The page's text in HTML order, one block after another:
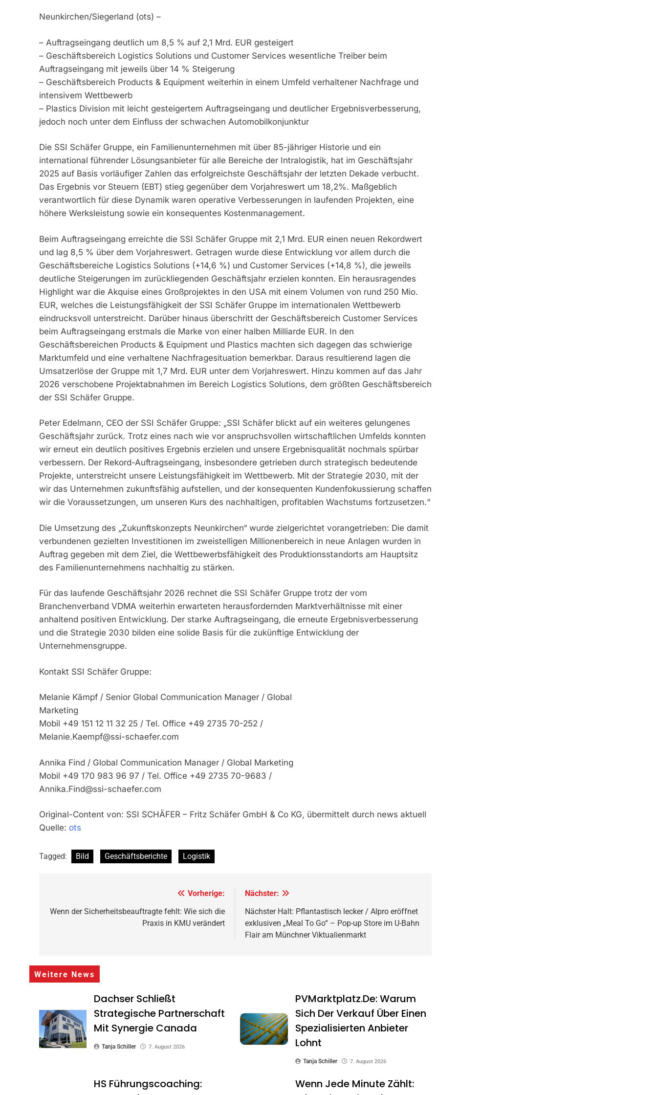
Neunkirchen/Siegerland (ots) –
– Auftragseingang deutlich um 8,5 % auf 2,1 Mrd. EUR gesteigert
– Geschäftsbereich Logistics Solutions und Customer Services wesentliche Treiber beim
Auftragseingang mit jeweils über 14 % Steigerung
– Geschäftsbereich Products & Equipment weiterhin in einem Umfeld verhaltener Nachfrage und
intensivem Wettbewerb
– Plastics Division mit leicht gesteigertem Auftragseingang und deutlicher Ergebnisverbesserung,
jedoch noch unter dem Einfluss der schwachen Automobilkonjunktur
Die SSI Schäfer Gruppe, ein Familienunternehmen mit über 85-jähriger Historie und ein
international führender Lösungsanbieter für alle Bereiche der Intralogistik, hat im Geschäftsjahr
2025 auf Basis vorläufiger Zahlen das erfolgreichste Geschäftsjahr der letzten Dekade verbucht.
Das Ergebnis vor Steuern (EBT) stieg gegenüber dem Vorjahreswert um 18,2%. Maßgeblich
verantwortlich für diese Dynamik waren operative Verbesserungen in laufenden Projekten, eine
höhere Werksleistung sowie ein konsequentes Kostenmanagement.
Beim Auftragseingang erreichte die SSI Schäfer Gruppe mit 2,1 Mrd. EUR einen neuen Rekordwert
und lag 8,5 % über dem Vorjahreswert. Getragen wurde diese Entwicklung vor allem durch die
Geschäftsbereiche Logistics Solutions (+14,6 %) und Customer Services (+14,8 %), die jeweils
deutliche Steigerungen im zurückliegenden Geschäftsjahr erzielen konnten. Ein herausragendes
Highlight war die Akquise eines Großprojektes in den USA mit einem Volumen von rund 250 Mio.
EUR, welches die Leistungsfähigkeit der SSI Schäfer Gruppe im internationalen Wettbewerb
eindrucksvoll unterstreicht. Darüber hinaus überschritt der Geschäftsbereich Customer Services
beim Auftragseingang erstmals die Marke von einer halben Milliarde EUR. In den
Geschäftsbereichen Products & Equipment und Plastics machten sich dagegen das schwierige
Marktumfeld und eine verhaltene Nachfragesituation bemerkbar. Daraus resultierend lagen die
Umsatzerlöse der Gruppe mit 1,7 Mrd. EUR unter dem Vorjahreswert. Hinzu kommen auf das Jahr
2026 verschobene Projektabnahmen im Bereich Logistics Solutions, dem größten Geschäftsbereich
der SSI Schäfer Gruppe.
Peter Edelmann, CEO der SSI Schäfer Gruppe: „SSI Schäfer blickt auf ein weiteres gelungenes
Geschäftsjahr zurück. Trotz eines nach wie vor anspruchsvollen wirtschaftlichen Umfelds konnten
wir erneut ein deutlich positives Ergebnis erzielen und unsere Ergebnisqualität nochmals spürbar
verbessern. Der Rekord-Auftragseingang, insbesondere getrieben durch strategisch bedeutende
Projekte, unterstreicht unsere Leistungsfähigkeit im Wettbewerb. Mit der Strategie 2030, mit der
wir das Unternehmen zukunftsfähig aufstellen, und der konsequenten Kundenfokussierung schaffen
wir die Voraussetzungen, um unseren Kurs des nachhaltigen, profitablen Wachstums fortzusetzen.“
Die Umsetzung des „Zukunftskonzepts Neunkirchen“ wurde zielgerichtet vorangetrieben: Die damit
verbundenen gezielten Investitionen im zweistelligen Millionenbereich in neue Anlagen wurden in
Auftrag gegeben mit dem Ziel, die Wettbewerbsfähigkeit des Produktionsstandorts am Hauptsitz
des Familienunternehmens nachhaltig zu stärken.
Für das laufende Geschäftsjahr 2026 rechnet die SSI Schäfer Gruppe trotz der vom
Branchenverband VDMA weiterhin erwarteten herausfordernden Marktverhältnisse mit einer
anhaltend positiven Entwicklung. Der starke Auftragseingang, die erneute Ergebnisverbesserung
und die Strategie 2030 bilden eine solide Basis für die zukünftige Entwicklung der
Unternehmensgruppe.
Kontakt SSI Schäfer Gruppe:
Melanie Kämpf / Senior Global Communication Manager / Global
Marketing
Mobil +49 151 12 11 32 25 / Tel. Office +49 2735 70-252 /
Melanie.Kaempf@ssi-schaefer.com
Annika Find / Global Communication Manager / Global Marketing
Mobil +49 170 983 96 97 / Tel. Office +49 2735 70-9683 /
Annika.Find@ssi-schaefer.com
Original-Content von: SSI SCHÄFER – Fritz Schäfer GmbH & Co KG, übermittelt durch news aktuell
Quelle: ots
Tagged: Bild Geschäftsberichte Logistik
Vorherige:
Wenn der Sicherheitsbeauftragte fehlt: Wie sich die
Praxis in KMU verändert
Nächster:
Nächster Halt: Pflantastisch lecker / Alpro eröffnet
exklusiven „Meal To Go“ – Pop-up Store im U-Bahn
Flair am Münchner Viktualienmarkt
Weitere News
Dachser Schließt
Strategische Partnerschaft
Mit Synergie Canada
Tanja Schiller 7. August 2026
PVMarktplatz.de: Warum
Sich Der Verkauf Über Einen
Spezialisierten Anbieter
Lohnt
Tanja Schiller 7. August 2026
HS Führungscoaching:
Wenn Jede Minute Zählt: